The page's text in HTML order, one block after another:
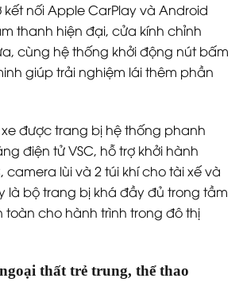
kết nối Apple CarPlay và Android
thanh hiện đại, cửa kính chỉnh
cùng hệ thống khởi động nút bấm
giúp trải nghiệm lái thêm phần
được trang bị hệ thống phanh
điện tử VSC, hỗ trợ khởi hành
lùi và 2 túi khí cho tài xế và
là bộ trang bị khá đầy đủ trong tầm
cho hành trình trong đô thị
thất trẻ trung, thể thao